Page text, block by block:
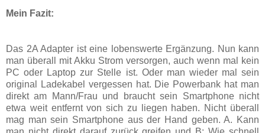
Mein Fazit:
Das 2A Adapter ist eine lobenswerte Ergänzung. Nun kann
man überall mit Akku Strom versorgen, auch wenn mal kein
PC oder Laptop zur Stelle ist. Oder man wieder mal sein
original Ladekabel vergessen hat. Die Powerbank hat man
direkt am Mann/Frau und braucht sein Smartphone nicht
etwa weit entfernt von sich zu liegen haben. Nicht überall
mag man sein Smartphone aus der Hand geben. A. Kann